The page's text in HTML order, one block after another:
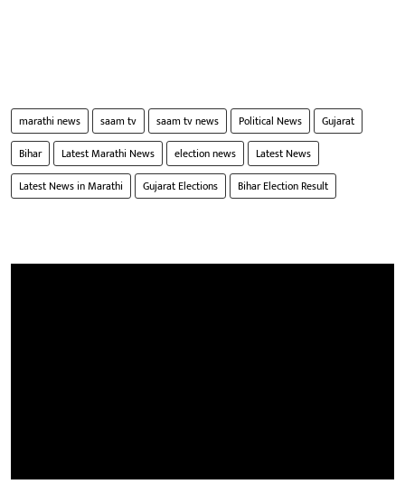
marathi news saam tv saam tv news Political News
Gujarat
Bihar
Latest Marathi News election news
Latest News
Latest News in Marathi
Gujarat Elections Bihar Election Result